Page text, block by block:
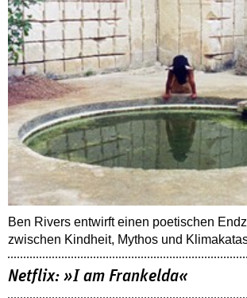
Ben Rivers entwirft einen poetischen
zwischen Kindheit, Mythos und
Netflix: »I am Frankelda«